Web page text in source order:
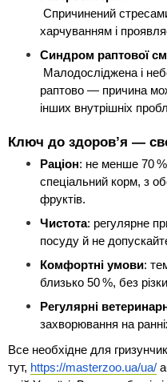
харчуванням і
Синдром раптової
раптово — причина
інших внутрішніх
Ключ до здоров’я —
Раціон: не менше 70
спеціальний корм, з
фруктів.
Чистота: регулярне
посуду й не
Комфортні умови:
близько 50 %, без
Регулярні
захворювання на
Все необхідне для
тут, https://masterzoo.ua/ua/